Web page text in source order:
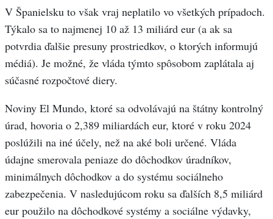
V Španielsku to však vraj neplatilo vo všetkých prípadoch.
Týkalo sa to najmenej 10 až 13 miliárd eur (a ak sa
potvrdia ďalšie presuny prostriedkov, o ktorých informujú
médiá). Je možné, že vláda týmto spôsobom zaplátala aj
súčasné rozpočtové diery.
Noviny El Mundo, ktoré sa odvolávajú na štátny kontrolný
úrad, hovoria o 2,389 miliardách eur, ktoré v roku 2024
poslúžili na iné účely, než na aké boli určené. Vláda
údajne smerovala peniaze do dôchodkov úradníkov,
minimálnych dôchodkov a do systému sociálneho
zabezpečenia. V nasledujúcom roku sa ďalších 8,5 miliárd
eur použilo na dôchodkové systémy a sociálne výdavky,